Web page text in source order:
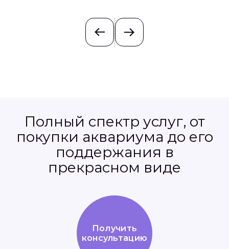
Полный спектр услуг, от
покупки аквариума до его
поддержания в
прекрасном виде
Получить
консультацию